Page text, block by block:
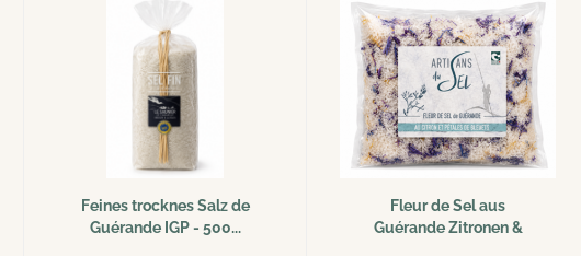
Feines trocknes Salz de
Guérande IGP - 500...
Fleur de Sel aus
Guérande Zitronen &